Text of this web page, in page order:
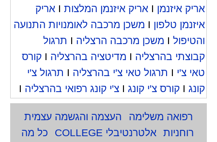
אריק איזנמן אריק איזנמן המלצותI
אריק
איזנמן טלפון
משכן מרכבה לאומנויות התנועה
והטיפולI משכן מרכבה הרצליה
תרגול
קבוצתי בהרצליה
מדיטציה בהרצליה
קורס
טאי צ'י
תרגול טאי צ'י בהרצליה
תרגול צ'י
קונג
קורס צ'י קונג צ'י קונג רפואי בהרצליה
רפואה משלימה
העצמה והגשמה עצמית
רוחניות
אלטרנטיבלי COLLEGE
כל מה